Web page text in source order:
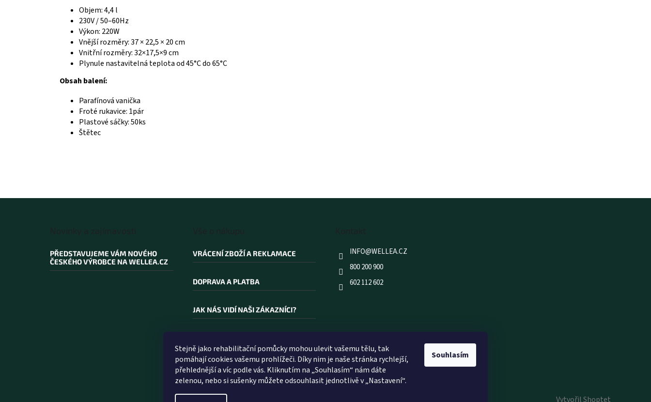
Stejně jako rehabilitační pomůcky mohou ulevit vašemu tělu, tak
pomáhají cookies vašemu prohlížeči. Díky nim je naše stránka rychlejší,
přehlednější a víc podle vás. Kliknutím na „Souhlasím“ nám dáte
zelenou, nebo si sušenky můžete odsouhlasit jednotlivě v „Nastavení“.
Souhlasím
Objem: 4,4 l
230V / 50–60Hz
Výkon: 220W
Vnější rozměry: 37 × 22,5 × 20 cm
Vnitřní rozměry: 32×17,5×9 cm
Plynule nastavitelná teplota od 45°C do 65°C
Obsah balení:
Parafínová vanička
Froté rukavice: 1pár
Plastové sáčky: 50ks
Štětec
PŘEDSTAVUJEME VÁM NOVÉHO
ČESKÉHO VÝROBCE NA WELLEA.CZ
VRÁCENÍ ZBOŽÍ A REKLAMACE
DOPRAVA A PLATBA
JAK NÁS VIDÍ NAŠI ZÁKAZNÍCI?
SLOVNÍK POJMŮ
INFO@WELLEA.CZ
800 200 900
602 112 602
Vytvořil Shoptet